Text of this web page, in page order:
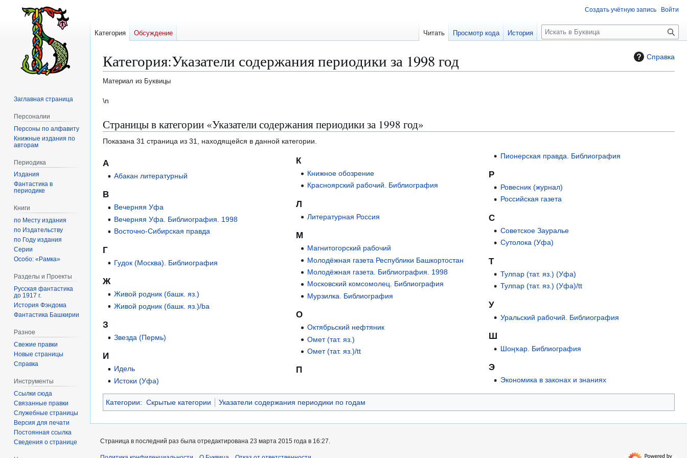
Справка
Категория:Указатели содержания периодики за 1998 год
Материал из Буквицы
Перейти
навигации
Перейти
поиску
\n
Страницы в категории «Указатели содержания периодики за 1998 год»
Показана 31 страница из 31, находящейся в данной категории.
А
Абакан литературный
В
Вечерняя Уфа
Вечерняя Уфа. Библиография. 1998
Восточно-Сибирская правда
Г
Гудок (Москва). Библиография
Ж
Живой родник (башк. яз.)
Живой родник (башк. яз.)/ba
З
Звезда (Пермь)
И
Идель
Истоки (Уфа)
К
Книжное обозрение
Красноярский рабочий. Библиография
Л
Литературная Россия
М
Магнитогорский рабочий
Молодёжная газета Республики Башкортостан
Молодёжная газета. Библиография. 1998
Московский комсомолец. Библиография
Мурзилка. Библиография
О
Октябрьский нефтяник
Омет (тат. яз.)
Омет (тат. яз.)/tt
П
Пионерская правда. Библиография
Р
Ровесник (журнал)
Российская газета
С
Советское Зауралье
Сутолока (Уфа)
Т
Тулпар (тат. яз.) (Уфа)
Тулпар (тат. яз.) (Уфа)/tt
У
Уральский рабочий. Библиография
Ш
Шоңҡар. Библиография
Э
Экономика в законах и знаниях
Категории: Скрытые категории Указатели содержания периодики по годам
Создать учётную запись Войти
Категория Обсуждение Читать Просмотр кода История
П
о
к
Заглавная страница
Персоналии
Персоны по алфавиту
Книжные издания по
авторам
Периодика
Издания
Фантастика в
периодике
Книги
по Месту издания
по Издательству
по Году издания
Серии
Особо: «Рамка»
Разделы и Проекты
Русская фантастика
до 1917 г.
История Фэндома
Фантастика Башкирии
Разное
Свежие правки
Новые страницы
Справка
Инструменты
Ссылки сюда
Связанные правки
Служебные страницы
Версия для печати
Постоянная ссылка
Сведения о странице
Страница в последний раз была отредактирована 23 марта 2015 года в 16:27.